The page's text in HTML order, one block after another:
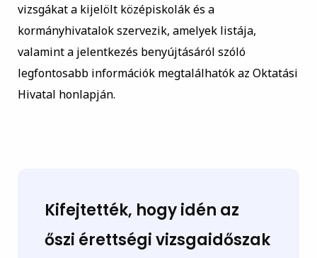
vizsgákat a kijelölt középiskolák és a
kormányhivatalok szervezik, amelyek listája,
valamint a jelentkezés benyújtásáról szóló
legfontosabb információk megtalálhatók az Oktatási
Hivatal honlapján.
Kifejtették, hogy idén az
őszi érettségi vizsgaidőszak